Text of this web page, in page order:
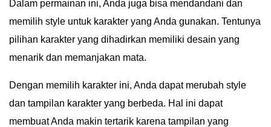
Dalam permainan ini, Anda juga bisa mendandani dan
memilih style untuk karakter yang Anda gunakan. Tentunya
pilihan karakter yang dihadirkan memiliki desain yang
menarik dan memanjakan mata.
Dengan memilih karakter ini, Anda dapat merubah style
dan tampilan karakter yang berbeda. Hal ini dapat
membuat Anda makin tertarik karena tampilan yang